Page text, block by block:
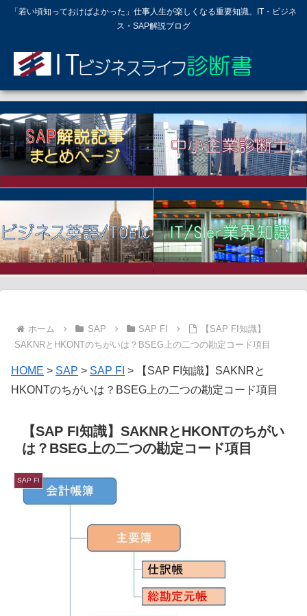
「若い頃知っておけばよかった」仕事人生が楽しくなる重要知識。IT・ビジネ
ス・SAP解説ブログ
ホーム SAP SAP FI
【SAP FI知識】
SAKNRとHKONTのちがいは？BSEG上の二つの勘定コード項目
HOME > SAP > SAP FI >
【SAP FI知識】SAKNRと
HKONTのちがいは？BSEG上の二つの勘定コード項目
【SAP FI知識】SAKNRとHKONTのちがい
は？BSEG上の二つの勘定コード項目
SAP FI